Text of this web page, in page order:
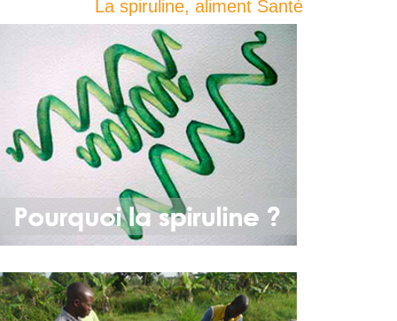
La spiruline, aliment Santé